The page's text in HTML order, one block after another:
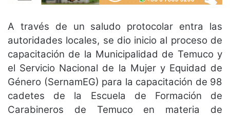
A través de un saludo protocolar entra las
autoridades locales, se dio inicio al proceso de
capacitación de la Municipalidad de Temuco y
el Servicio Nacional de la Mujer y Equidad de
Género (SernamEG) para la capacitación de 98
cadetes de la Escuela de Formación de
Carabineros de Temuco en materia de